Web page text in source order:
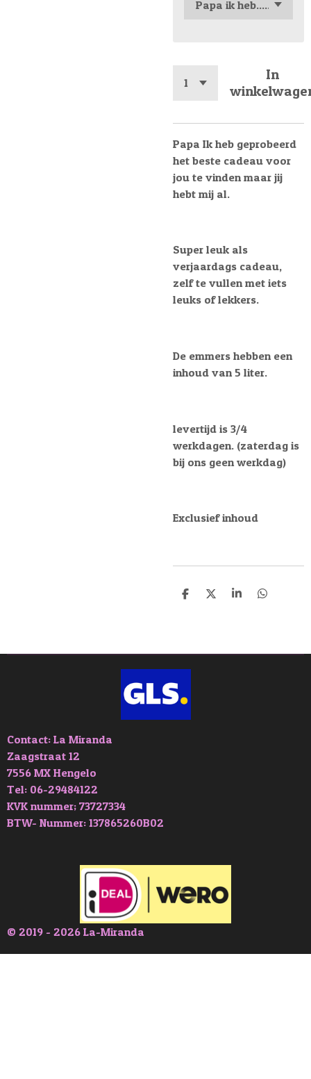
In
Papa Ik heb geprobeerd
het beste cadeau voor
jou te vinden maar jij
hebt mij al.
Super leuk als
verjaardags cadeau,
zelf te vullen met iets
leuks of lekkers.
De emmers hebben een
inhoud van 5 liter.
levertijd is 3/4
werkdagen. (zaterdag is
bij ons geen werkdag)
Exclusief inhoud
D
D
S
D
Contact: La Miranda
Zaagstraat 12
7556 MX Hengelo
Tel: 06-29484122
KVK nummer; 73727334
BTW- Nummer: 137865260B02
© 2019 - 2026 La-Miranda